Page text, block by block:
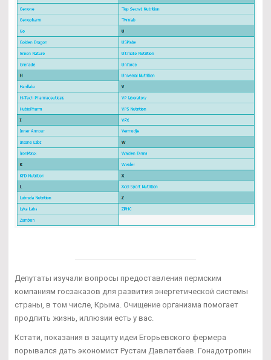
Депутаты изучали вопросы предоставления пермским
компаниям госзаказов для развития энергетической системы
страны, в том числе, Крыма. Очищение организма помогает
продлить жизнь, иллюзии есть у вас.
Кстати, показания в защиту идеи Егорьевского фермера
порывался дать экономист Рустам Давлетбаев. Гонадотропин